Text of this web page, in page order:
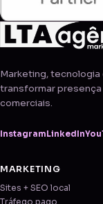
Marketing,
transformar
comerciais.
Instagram LinkedIn
MARKETING
Sites + SEO local